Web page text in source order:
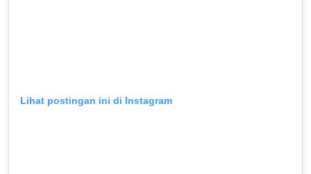
Lihat postingan ini di Instagram